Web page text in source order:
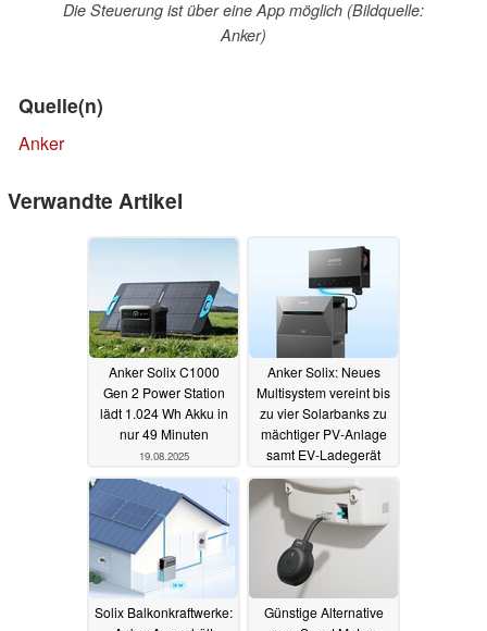
Die Steuerung ist über eine App möglich (Bildquelle:
Anker)
Quelle(n)
Anker
Verwandte Artikel
Anker Solix C1000
Gen 2 Power Station
lädt 1.024 Wh Akku in
nur 49 Minuten
19.08.2025
Anker Solix: Neues
Multisystem vereint bis
zu vier Solarbanks zu
mächtiger PV-Anlage
samt EV-Ladegerät
12.08.2025
Solix Balkonkraftwerke:
Günstige Alternative